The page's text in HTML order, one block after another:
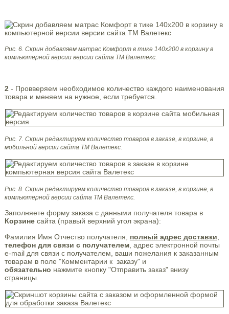
Рис. 6. Скрин добавляем матрас Комфорт в тике 140х200 в корзинув
компьютерной версии версии сайта ТМ Валетекс.
2 - Провверяем необходимое количество каждого наименования
товара и меняем на нужное, если требуется.
Рис. 7. Скрин редактируем количество товаров в заказе, в корзине, в
мобильной версии сайта ТМ Валетекс.
Рис. 8. Скрин редактируем количество товаров в заказе, в корзине, в
компьютерной версии сайта ТМ Валетекс.
Заполняете форму заказа с данными получателя товара в
Корзинесайта (правый верхний угол экрана):
Фамилия Имя Отчество получателя, полный адрес доставки
телефон для связи с получателем, адрес электронной почты
e-mail для связи с получателем, ваши пожелания к заказанным
товарам в поле "Комментарии к заказу" и
обязательно нажмите кнопку "Отправить заказ" внизу
страницы.